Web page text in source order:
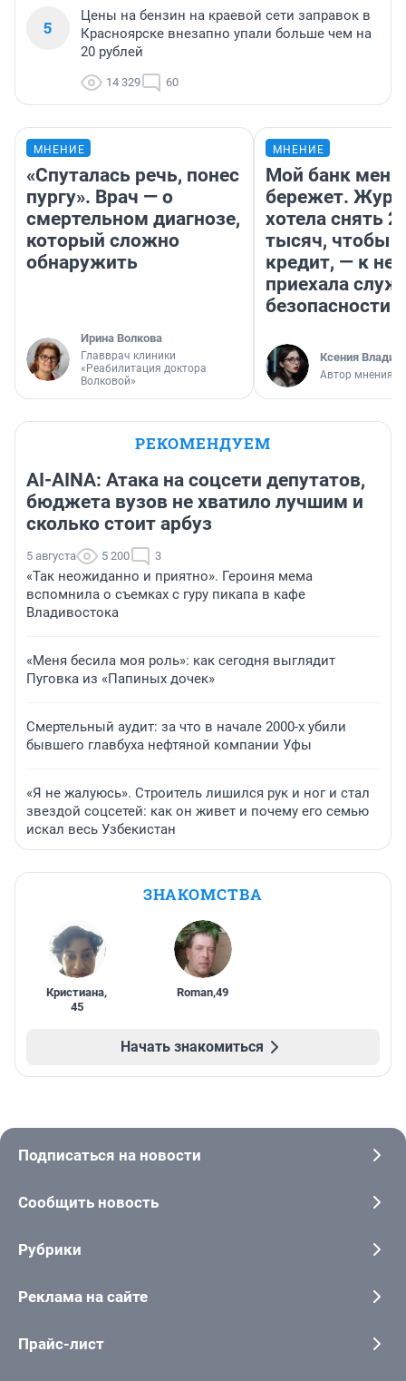
5
Цены на бензин на краевой сети заправок в
Красноярске внезапно упали больше чем на
20 рублей
14 329 60
МНЕНИЕ
«Спуталась речь, понес
пургу». Врач — о
смертельном диагнозе,
который сложно
обнаружить
Ирина Волкова
Главврач клиники
«Реабилитация доктора
Волковой»
МНЕНИЕ
Мой банк меня
бережет.
хотела снять
тысяч, чтобы
кредит, — к
приехала
безопасности
Ксения
Автор мнения
РЕКОМЕНДУЕМ
AI-AINA: Атака на соцсети депутатов,
бюджета вузов не хватило лучшим и
сколько стоит арбуз
5 августа 5 200 3
«Так неожиданно и приятно». Героиня мема
вспомнила о съемках с гуру пикапа в кафе
Владивостока
«Меня бесила моя роль»: как сегодня выглядит
Пуговка из «Папиных дочек»
Смертельный аудит: за что в начале 2000-х убили
бывшего главбуха нефтяной компании Уфы
«Я не жалуюсь». Строитель лишился рук и ног и стал
звездой соцсетей: как он живет и почему его семью
искал весь Узбекистан
ЗНАКОМСТВА
Кристиана,
45
Roman,49
Начать знакомиться
Подписаться на новости
Сообщить новость
Рубрики
Реклама на сайте
Прайс-лист